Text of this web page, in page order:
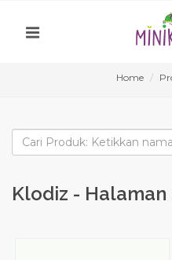
Home
Klodiz - Halaman